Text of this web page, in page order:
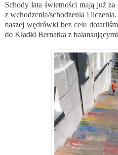
Schody lata świetności mają już
z wchodzenia/schodzenia i
naszej wędrówki bez celu
do Kładki Bernatka z